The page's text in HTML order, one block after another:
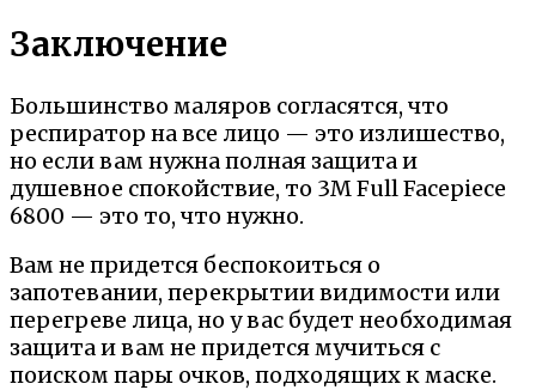
Заключение
Большинство маляров согласятся, что
респиратор на все лицо — это излишество,
но если вам нужна полная защита и
душевное спокойствие, то 3M Full Facepiece
6800 — это то, что нужно.
Вам не придется беспокоиться о
запотевании, перекрытии видимости или
перегреве лица, но у вас будет необходимая
защита и вам не придется мучиться с
поиском пары очков, подходящих к маске.